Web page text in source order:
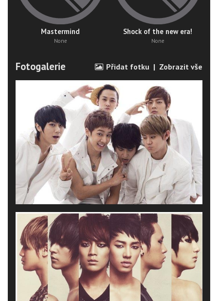
Mastermind
None
Shock of the new era!
None
Fotogalerie Přidat fotku | Zobrazit vše